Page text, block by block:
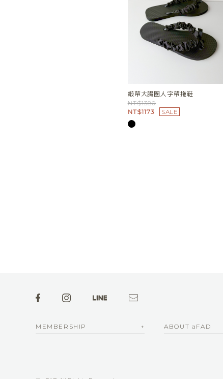
緞帶大腸圈人字帶拖鞋
NT$1380
NT$1173
SALE
MEMBERSHIP ABOUT aFAD